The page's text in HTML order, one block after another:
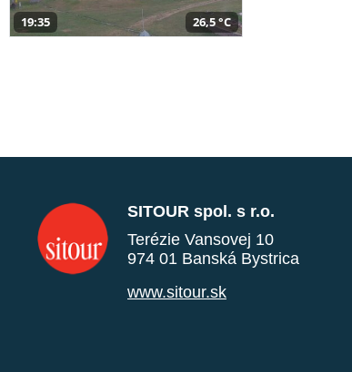
19:35 26,5 °C
SITOUR spol. s r.o.
Terézie Vansovej 10
974 01 Banská Bystrica
www.sitour.sk